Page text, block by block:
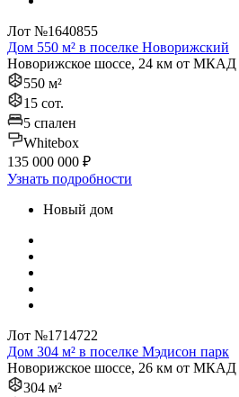
Лот №1640855
Дом 550 м² в поселке Новорижский
Новорижское шоссе, 24 км от МКАД
550 м²
15 сот.
5 спален
Whitebox
135 000 000 ₽
Узнать подробности
Новый дом
Лот №1714722
Дом 304 м² в поселке Мэдисон парк
Новорижское шоссе, 26 км от МКАД
304 м²